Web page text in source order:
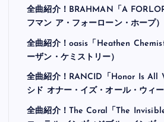
全曲紹介！BRAHMAN「A
フマン ア・フォーローン・ホープ）
全曲紹介！oasis「Heathen
ーザン・ケミストリー）
全曲紹介！RANCID「Honor Is All
シド オナー・イズ・オール・ウィー
全曲紹介！The Coral「The